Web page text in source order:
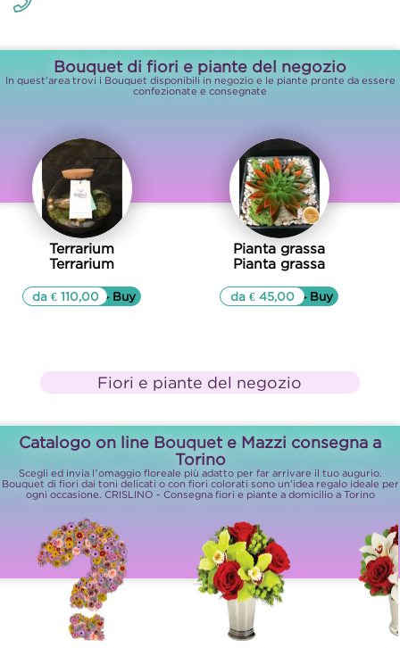
Bouquet di fiori e piante del negozio
In quest'area trovi i Bouquet disponibili in negozio e le piante pronte da essere
confezionate e consegnate
Terrarium
Terrarium
▷▷ Buy
da € 110,00
Pianta grassa
Pianta grassa
▷▷ Buy
da € 45,00
Fiori e piante del negozio
Catalogo on line Bouquet e Mazzi consegna a
Torino
Scegli ed invia l’omaggio floreale più adatto per far arrivare il tuo augurio.
Bouquet di fiori dai toni delicati o con fiori colorati sono un'idea regalo ideale per
ogni occasione. CRISLINO - Consegna fiori e piante a domicilio a Torino